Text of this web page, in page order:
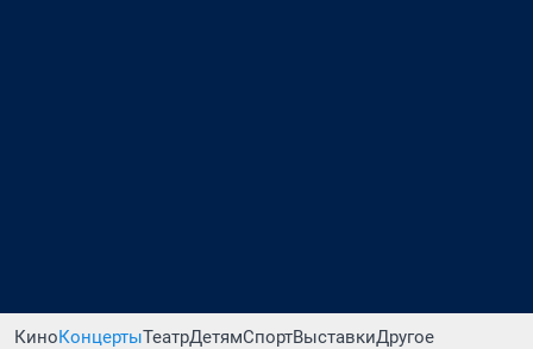
КиноКонцертыТеатрДетямСпортВыставкиДругое